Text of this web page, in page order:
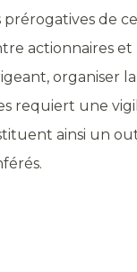
de
actionnaires
organiser
requiert une
ainsi un